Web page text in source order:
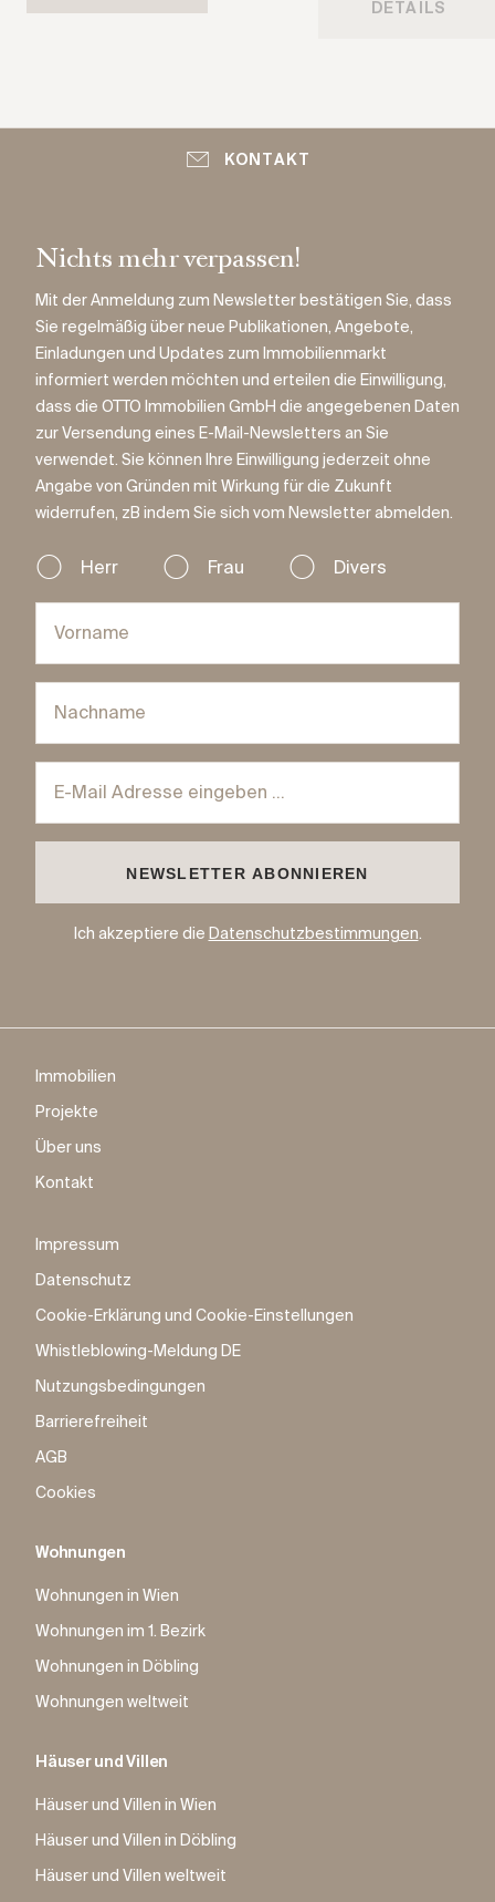
KONTAKT
DETAILS
Nichts mehr verpassen!
Mit der Anmeldung zum Newsletter bestätigen Sie, dass
Sie regelmäßig über neue Publikationen, Angebote,
Einladungen und Updates zum Immobilienmarkt
informiert werden möchten und erteilen die Einwilligung,
dass die OTTO Immobilien GmbH die angegebenen Daten
zur Versendung eines E-Mail-Newsletters an Sie
verwendet. Sie können Ihre Einwilligung jederzeit ohne
Angabe von Gründen mit Wirkung für die Zukunft
widerrufen, zB indem Sie sich vom Newsletter abmelden.
Herr Frau Divers
Ich akzeptiere die Datenschutzbestimmungen.
Immobilien
Projekte
Über uns
Kontakt
Impressum
Datenschutz
Cookie-Erklärung und Cookie-Einstellungen
Whistleblowing-Meldung DE
Nutzungsbedingungen
Barrierefreiheit
AGB
Cookies
Wohnungen
Wohnungen in Wien
Wohnungen im 1. Bezirk
Wohnungen in Döbling
Wohnungen weltweit
Häuser und Villen
Häuser und Villen in Wien
Häuser und Villen in Döbling
Häuser und Villen weltweit